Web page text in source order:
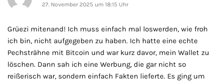
27. November 2025 um 18:15 Uhr
Grüezi mitenand! Ich muss einfach mal loswerden, wie froh
ich bin, nicht aufgegeben zu haben. Ich hatte eine echte
Pechsträhne mit Bitcoin und war kurz davor, mein Wallet zu
löschen. Dann sah ich eine Werbung, die gar nicht so
reißerisch war, sondern einfach Fakten lieferte. Es ging um